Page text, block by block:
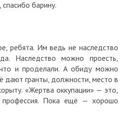
барину.
ребята. Им ведь не наследство
Наследство можно проесть,
и проделали. А обиду можно
дают гранты, должности, место в
«Жертва оккупации» — это,
профессия. Пока ещё — хорошо